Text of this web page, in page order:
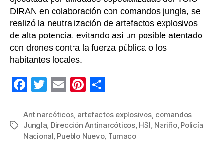
DIRAN en colaboración con comandos jungla, se
realizó la neutralización de artefactos explosivos
de alta potencia, evitando así un posible atentado
con drones contra la fuerza pública o los
habitantes locales.
F
c
e
T
tt
er
E
ail
Pi
er
e
m
p
Etiquetas
Antinarcóticos, artefactos explosivos, comandos
Jungla, Dirección Antinarcóticos, HSI, Nariño, Policía
Nacional, Pueblo Nuevo, Tumaco